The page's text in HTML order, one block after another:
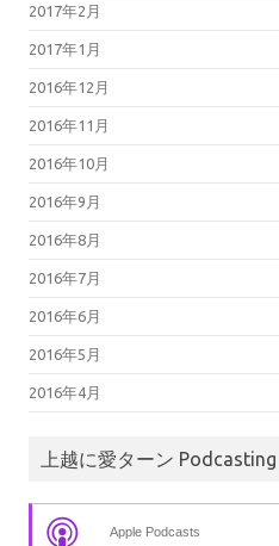
2017年2月
2017年1月
2016年12月
2016年11月
2016年10月
2016年9月
2016年8月
2016年7月
2016年6月
2016年5月
2016年4月
上越に愛ターン Podcasting
Apple Podcasts